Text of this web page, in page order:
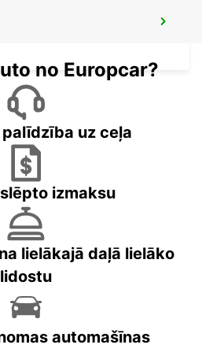
no Europcar?
uz ceļa
izmaksu
lielākajā daļā lielāko
lidostu
automašīnas